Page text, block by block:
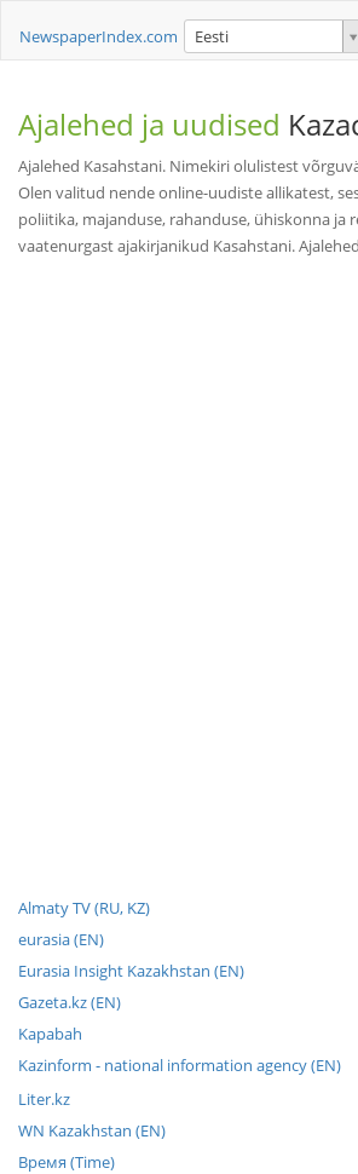
NewspaperIndex.com Eesti
Ajalehed ja uudised
Ajalehed Kasahstani. Nimekiri olulistest
Olen valitud nende online-uudiste allikatest,
poliitika, majanduse, rahanduse, ühiskonna ja
vaatenurgast ajakirjanikud Kasahstani.
Almaty TV (RU, KZ)
eurasia (EN)
Eurasia Insight Kazakhstan (EN)
Gazeta.kz (EN)
Kapabah
Kazinform - national information agency (EN)
Liter.kz
WN Kazakhstan (EN)
Время (Time)